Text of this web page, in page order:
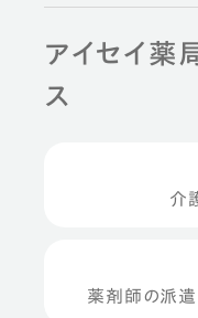
アイセイ薬
ス
介
薬剤師の派遣